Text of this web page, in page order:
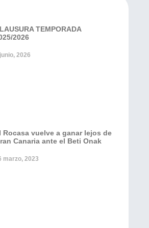
TEMPORADA
2026
2026
Rocasa vuelve a ganar lejos de
Canaria ante el Beti Onak
marzo, 2023